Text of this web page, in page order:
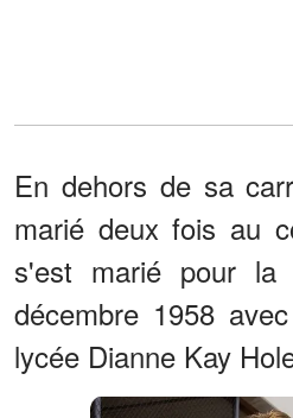
En dehors de sa
marié deux fois au
s'est marié pour la
décembre 1958
lycée Dianne Kay